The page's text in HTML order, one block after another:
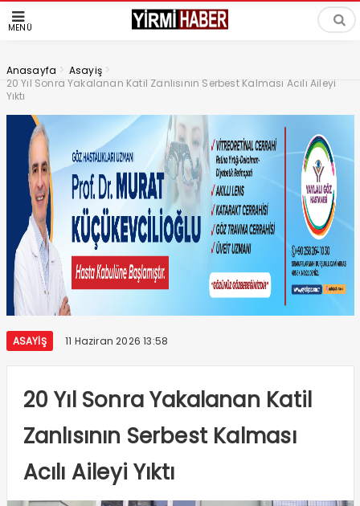
MENÜ
Anasayfa > Asayiş >
20 Yıl Sonra Yakalanan Katil Zanlısının Serbest Kalması Acılı Aileyi
Yıktı
ASAYIŞ 11 Haziran 2026 13:58
20 Yıl Sonra Yakalanan Katil
Zanlısının Serbest Kalması
Acılı Aileyi Yıktı